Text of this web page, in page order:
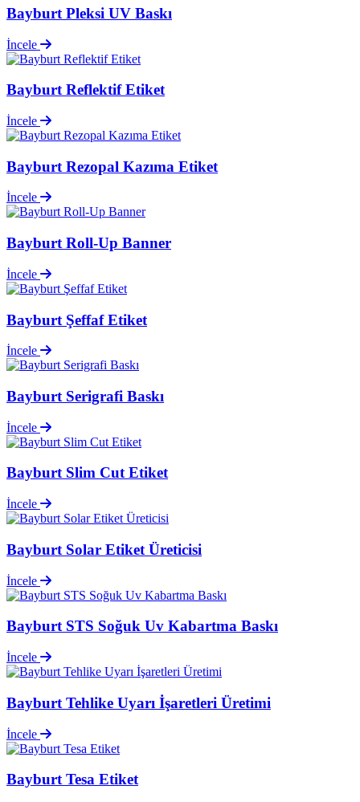
Bayburt Pleksi UV Baskı
İncele
Bayburt Reflektif Etiket
İncele
Bayburt Rezopal Kazıma Etiket
İncele
Bayburt Roll-Up Banner
İncele
Bayburt Şeffaf Etiket
İncele
Bayburt Serigrafi Baskı
İncele
Bayburt Slim Cut Etiket
İncele
Bayburt Solar Etiket Üreticisi
İncele
Bayburt STS Soğuk Uv Kabartma Baskı
İncele
Bayburt Tehlike Uyarı İşaretleri Üretimi
İncele
Bayburt Tesa Etiket